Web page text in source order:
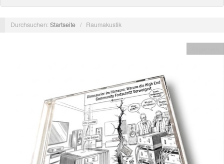
Durchsuchen:Startseite / Raumakustik